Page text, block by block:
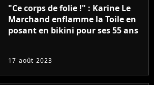
"Ce corps de folie !" : Karine Le
Marchand enflamme la Toile en
posant en bikini pour ses 55 ans
17 août 2023